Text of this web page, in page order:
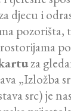
djecu i
pozorišta,
za
„Izložba
src) je